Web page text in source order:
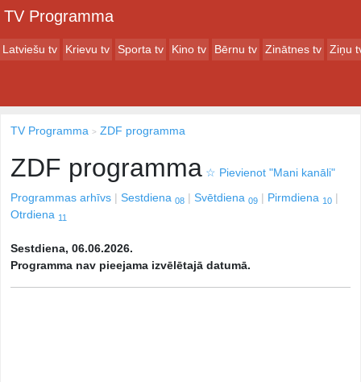
TV Programma
Latviešu tv Krievu tv Sporta tv Kino tv Bērnu tv Zinātnes tv Ziņu
TV Programma ZDF programma
ZDF programma ☆ Pievienot "Mani kanāli"
Programmas arhīvs
Sestdiena 08 Svētdiena 09 Pirmdiena 10
Otrdiena 11
Sestdiena, 06.06.2026.
Programma nav pieejama izvēlētajā datumā.